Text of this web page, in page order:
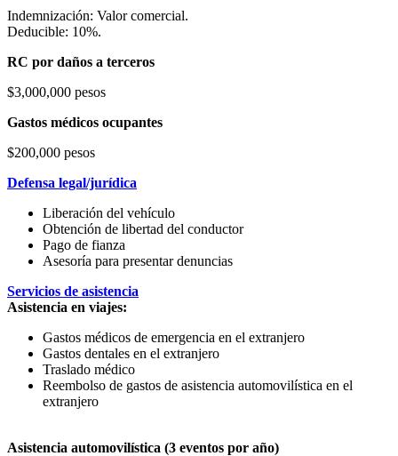
Indemnización: Valor comercial.
Deducible: 10%.
RC por daños a terceros
$3,000,000 pesos
Gastos médicos ocupantes
$200,000 pesos
Defensa legal/jurídica
Liberación del vehículo
Obtención de libertad del conductor
Pago de fianza
Asesoría para presentar denuncias
Servicios de asistencia
Asistencia en viajes:
Gastos médicos de emergencia en el extranjero
Gastos dentales en el extranjero
Traslado médico
Reembolso de gastos de asistencia automovilística en el
extranjero
Asistencia automovilística (3 eventos por año)